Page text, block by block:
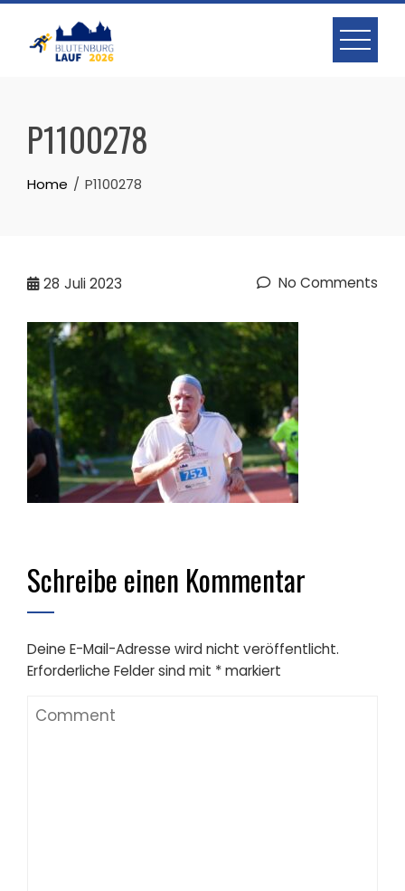
Skip
content
P1100278
Home P1100278
28 Juli 2023 No Comments
Schreibe einen Kommentar
Deine E-Mail-Adresse wird nicht veröffentlicht.
Erforderliche Felder sind mit *markiert